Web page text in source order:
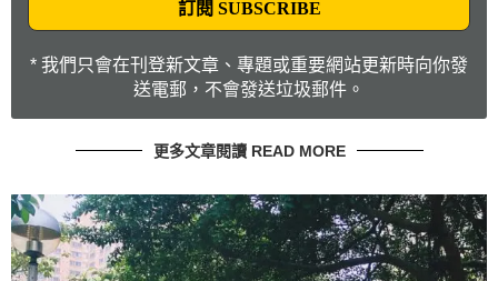
* 我們只會在刊登新文章、專題或重要網站更新時向你發
送電郵，不會發送垃圾郵件。
更多文章閱讀 READ MORE